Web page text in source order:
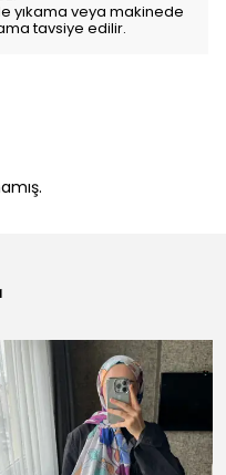
yıkama veya makinede
tavsiye edilir.